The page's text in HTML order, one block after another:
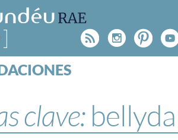
Rss
BLOG
clave: